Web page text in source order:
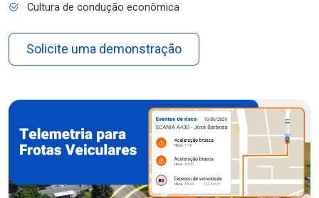
Cultura de condução econômica
Solicite uma demonstração